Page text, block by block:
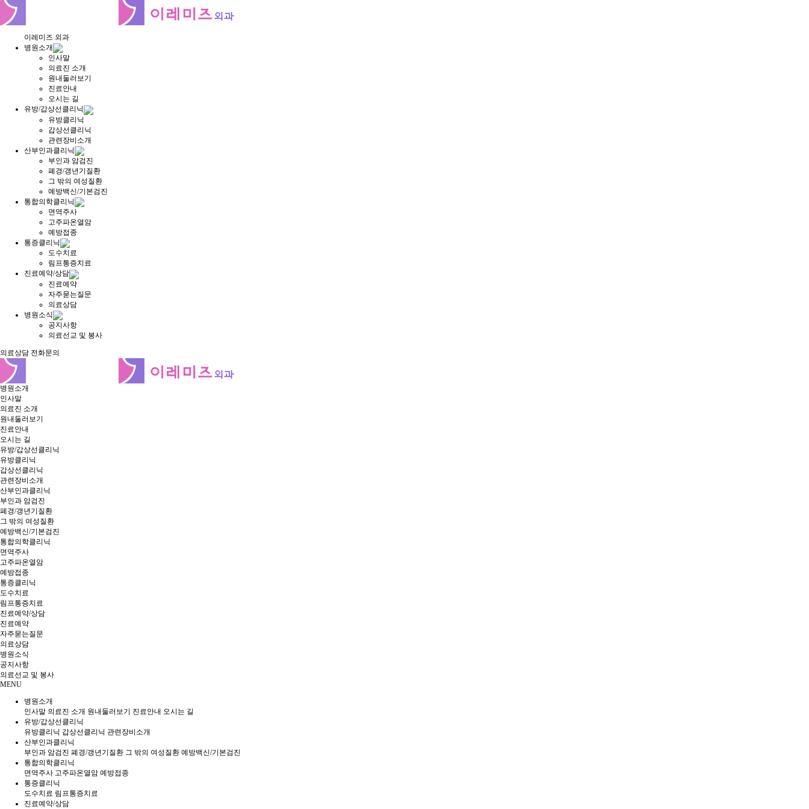
이레미즈 외과
병원소개
인사말
의료진 소개
원내둘러보기
진료안내
오시는 길
유방/갑상선클리닉
유방클리닉
갑상선클리닉
관련장비소개
산부인과클리닉
부인과 암검진
폐경/갱년기질환
그 밖의 여성질환
예방백신/기본검진
통합의학클리닉
면역주사
고주파온열암
예방접종
통증클리닉
도수치료
림프통증치료
진료예약/상담
진료예약
자주묻는질문
의료상담
병원소식
공지사항
의료선교 및 봉사
의료상담 전화문의
병원소개
인사말
의료진 소개
원내둘러보기
진료안내
오시는 길
유방/갑상선클리닉
유방클리닉
갑상선클리닉
관련장비소개
산부인과클리닉
부인과 암검진
폐경/갱년기질환
그 밖의 여성질환
예방백신/기본검진
통합의학클리닉
면역주사
고주파온열암
예방접종
통증클리닉
도수치료
림프통증치료
진료예약/상담
진료예약
자주묻는질문
의료상담
병원소식
공지사항
의료선교 및 봉사
MENU
병원소개
인사말 의료진 소개 원내둘러보기 진료안내 오시는 길
유방/갑상선클리닉
유방클리닉 갑상선클리닉 관련장비소개
산부인과클리닉
부인과 암검진 폐경/갱년기질환 그 밖의 여성질환 예방백신/기본검진
통합의학클리닉
면역주사 고주파온열암 예방접종
통증클리닉
도수치료 림프통증치료
진료예약/상담